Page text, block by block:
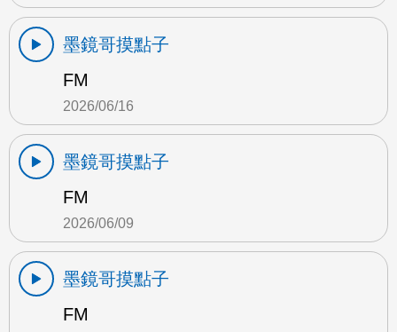
墨鏡哥摸點子
FM
2026/06/16
墨鏡哥摸點子
FM
2026/06/09
墨鏡哥摸點子
FM